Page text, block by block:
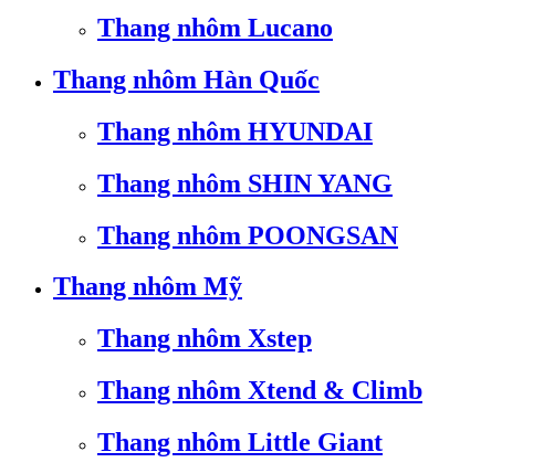
Thang nhôm Lucano
Thang nhôm Hàn Quốc
Thang nhôm HYUNDAI
Thang nhôm SHIN YANG
Thang nhôm POONGSAN
Thang nhôm Mỹ
Thang nhôm Xstep
Thang nhôm Xtend & Climb
Thang nhôm Little Giant